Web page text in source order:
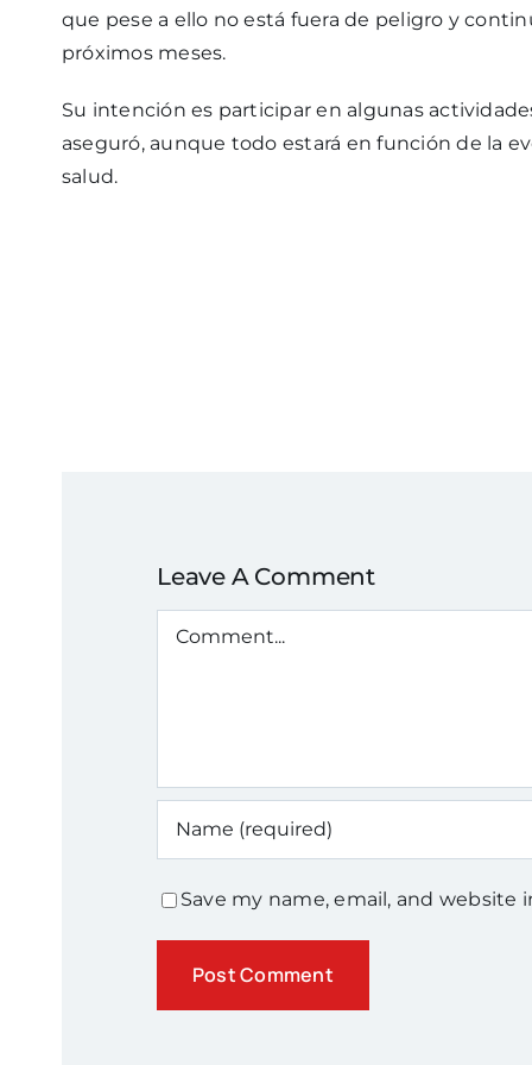
que pese a ello no está fuera de peligro y
próximos meses.
Su intención es participar en algunas
aseguró, aunque todo estará en función de la
salud.
Leave A Comment
Comment
Save my name, email, and